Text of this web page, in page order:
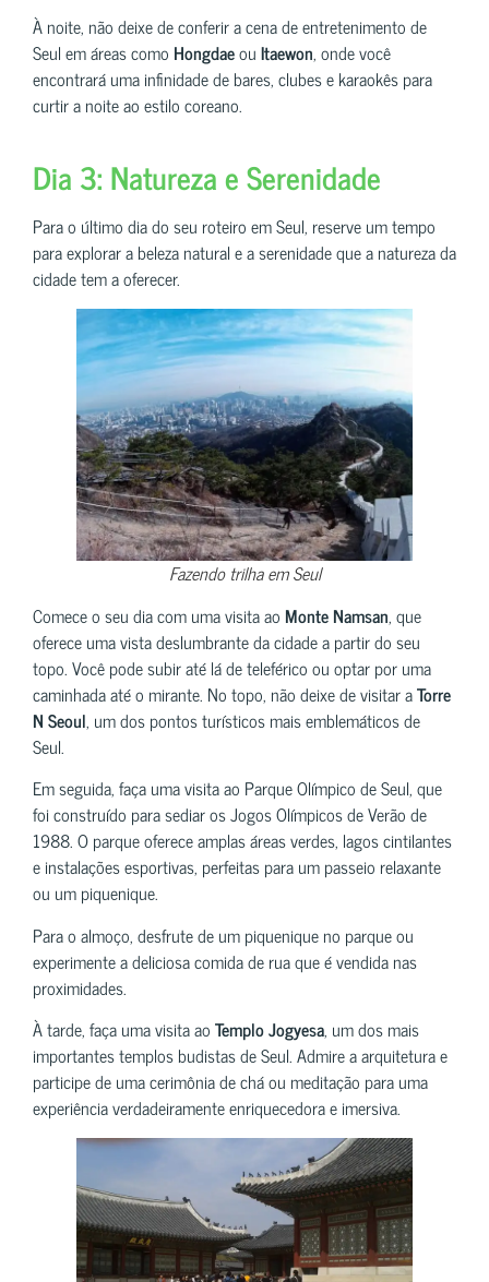
À noite, não deixe de conferir a cena de entretenimento de
Seul em áreas como HongdaeouItaewon, onde você
encontrará uma infinidade de bares, clubes e karaokês para
curtir a noite ao estilo coreano.
Dia 3: Natureza e Serenidade
Para o último dia do seu roteiro em Seul, reserve um tempo
para explorar a beleza natural e a serenidade que a natureza da
cidade tem a oferecer.
Fazendo trilha em Seul
Comece o seu dia com uma visita ao Monte Namsan, que
oferece uma vista deslumbrante da cidade a partir do seu
topo. Você pode subir até lá de teleférico ou optar por uma
caminhada até o mirante. No topo, não deixe de visitar aTorre
N Seoul, um dos pontos turísticos mais emblemáticos de
Seul.
Em seguida, faça uma visita ao Parque Olímpico de Seul, que
foi construído para sediar os Jogos Olímpicos de Verão de
1988. O parque oferece amplas áreas verdes, lagos cintilantes
e instalações esportivas, perfeitas para um passeio relaxante
ou um piquenique.
Para o almoço, desfrute de um piquenique no parque ou
experimente a deliciosa comida de rua que é vendida nas
proximidades.
À tarde, faça uma visita aoTemplo Jogyesa, um dos mais
importantes templos budistas de Seul. Admire a arquitetura e
participe de uma cerimônia de chá ou meditação para uma
experiência verdadeiramente enriquecedora e imersiva.